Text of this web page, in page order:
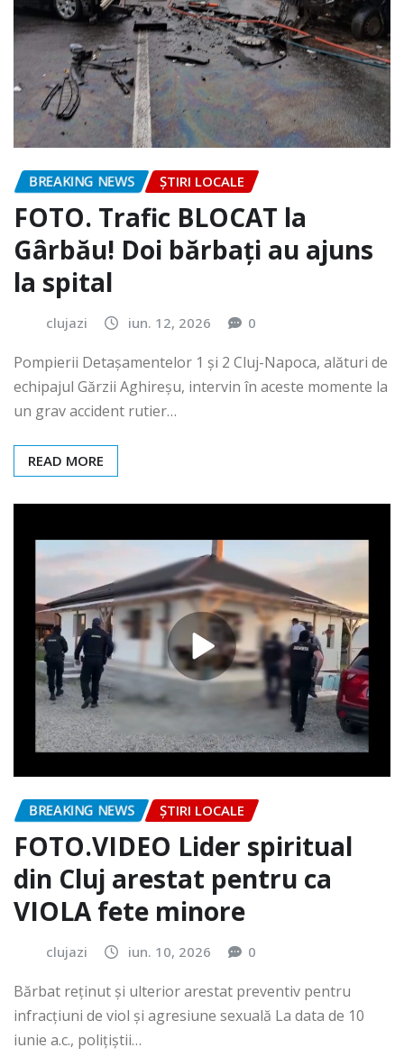
BREAKING NEWS ȘTIRI LOCALE
FOTO. Trafic BLOCAT la
Gârbău! Doi bărbați au ajuns
la spital
clujazi iun. 12, 2026 0
Pompierii Detașamentelor 1 și 2 Cluj-Napoca, alături de
echipajul Gărzii Aghireșu, intervin în aceste momente la
un grav accident rutier…
READ MORE
BREAKING NEWS ȘTIRI LOCALE
FOTO.VIDEO Lider spiritual
din Cluj arestat pentru ca
VIOLA fete minore
clujazi iun. 10, 2026 0
Bărbat reținut și ulterior arestat preventiv pentru
infracțiuni de viol și agresiune sexuală La data de 10
iunie a.c., polițiștii…